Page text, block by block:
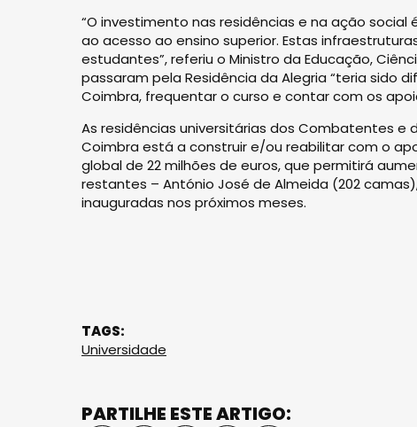
“O investimento nas residências e na ação
ao acesso ao ensino superior. Estas
estudantes”, referiu o Ministro da Educação,
passaram pela Residência da Alegria “teria sido
Coimbra, frequentar o curso e contar com os
As residências universitárias dos Combatentes e
Coimbra está a construir e/ou reabilitar com o
global de 22 milhões de euros, que permitirá
restantes – António José de Almeida (202
inauguradas nos próximos meses.
TAGS:
Universidade
PARTILHE ESTE ARTIGO: